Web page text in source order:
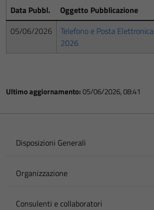
Data Pubbl.
Oggetto Pubblicazione
05/06/2026
Telefono e Posta Elettronica
2026
Ultimo aggiornamento:05/06/2026, 08:41
Disposizioni Generali
Organizzazione
Consulenti e collaboratori